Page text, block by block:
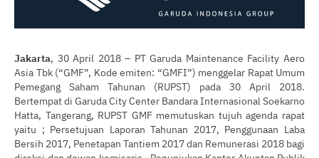
Jakarta, 30 April 2018 – PT Garuda Maintenance Facility Aero
Asia Tbk (“GMF”, Kode emiten: “GMFI”) menggelar Rapat Umum
Pemegang Saham Tahunan (RUPST) pada 30 April 2018.
Bertempat di Garuda City Center Bandara Internasional Soekarno
Hatta, Tangerang, RUPST GMF memutuskan tujuh agenda rapat
yaitu ; Persetujuan Laporan Tahunan 2017, Penggunaan Laba
Bersih 2017, Penetapan Tantiem 2017 dan Remunerasi 2018 bagi